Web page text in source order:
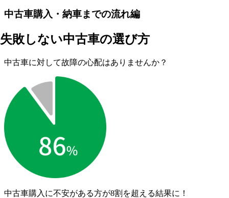
中古車購入・納車までの流れ編
失敗しない中古車の選び方
中古車に対して故障の心配はありませんか？
中古車購入に不安がある方が8割を超える結果に！